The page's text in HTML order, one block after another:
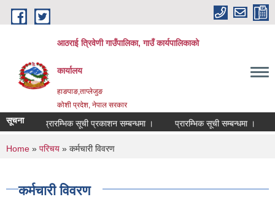
Skip to main content
आठराई त्रिवेणी गाउँपालिका, गाउँ कार्यपालिकाको
कार्यालय
हाङपाङ,ताप्लेजुङ
कोशी प्रदेश, नेपाल सरकार
सूचना
प्रारम्भिक सूची प्रकाशन सम्बन्धमा । प्रारम्भिक सूची सम्बन्धमा । विज्ञापन
You are here
Home » परिचय » कर्मचारी विवरण
कर्मचारी विवरण